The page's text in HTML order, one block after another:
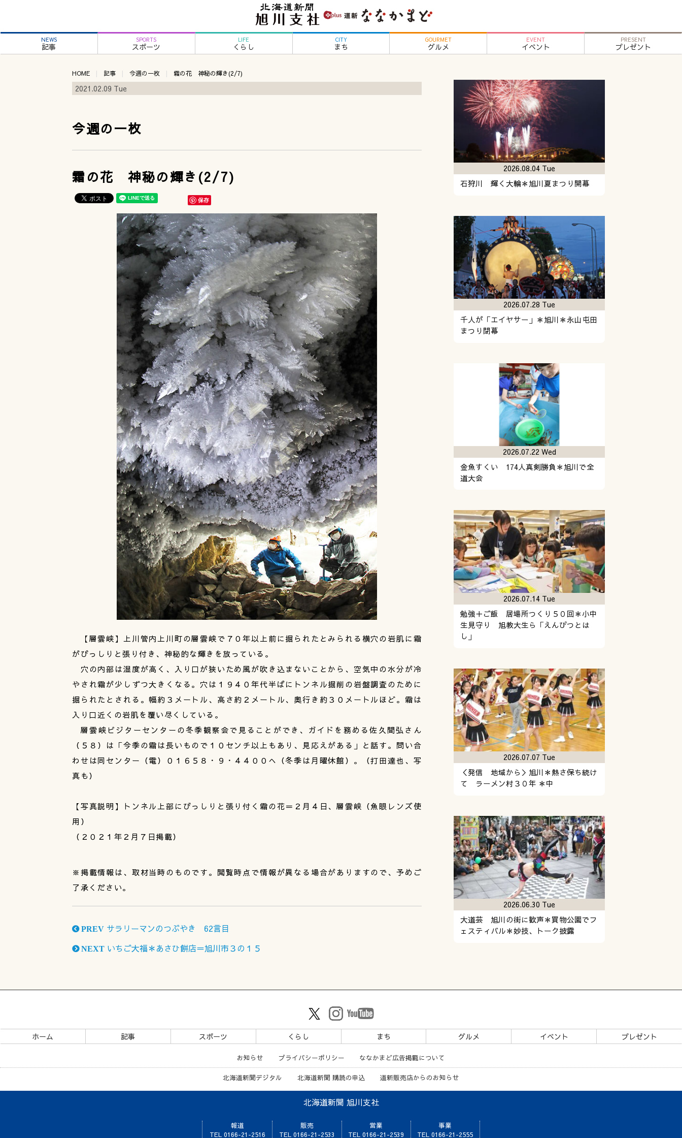
NEWS
記事
SPORTS
スポーツ
LIFE
くらし
CITY
まち
GOURMET
グルメ
EVENT
イベント
PRESENT
プレゼント
HOME 記事 今週の一枚 霜の花 神秘の輝き(2/7)
2021.02.09 Tue
今週の一枚
霜の花 神秘の輝き(2/7)
保存
【層雲峡】上川管内上川町の層雲峡で７０年以上前に掘られたとみられる横穴の岩肌に霜
がびっしりと張り付き、神秘的な輝きを放っている。
穴の内部は湿度が高く、入り口が狭いため風が吹き込まないことから、空気中の水分が冷
やされ霜が少しずつ大きくなる。穴は１９４０年代半ばにトンネル掘削の岩盤調査のために
掘られたとされる。幅約３メートル、高さ約２メートル、奥行き約３０メートルほど。霜は
入り口近くの岩肌を覆い尽くしている。
層雲峡ビジターセンターの冬季観察会で見ることができ、ガイドを務める佐久間弘さん
（５８）は「今季の霜は長いもので１０センチ以上もあり、見応えがある」と話す。問い合
わせは同センター（電）０１６５８・９・４４００へ（冬季は月曜休館）。（打田達也、写
真も）
【写真説明】トンネル上部にびっしりと張り付く霜の花＝２月４日、層雲峡（魚眼レンズ使
用）
（２０２１年２月７日掲載）
※掲載情報は、取材当時のものです。閲覧時点で情報が異なる場合がありますので、予めご
了承ください。
PREV サラリーマンのつぶやき 62言目
NEXT いちご大福＊あさひ餅店＝旭川市３の１５
石狩川 輝く大輪＊旭川夏まつり開幕
2026.08.04 Tue
千人が「エイヤサー」＊旭川＊永山屯田
まつり閉幕
2026.07.28 Tue
金魚すくい 174人真剣勝負＊旭川で全
道大会
2026.07.22 Wed
勉強＋ご飯 居場所つくり５０回＊小中
生見守り 旭教大生ら「えんぴつとは
し」
2026.07.14 Tue
＜発信 地域から＞旭川＊熱さ保ち続け
て ラーメン村３０年 ＊中
2026.07.07 Tue
大道芸 旭川の街に歓声＊買物公園でフ
ェスティバル＊妙技、トーク披露
2026.06.30 Tue
ホーム 記事 スポーツ くらし まち グルメ イベント プレゼント
お知らせ プライバシーポリシー ななかまど広告掲載について
北海道新聞デジタル 北海道新聞 購読の申込 道新販売店からのお知らせ
北海道新聞 旭川支社
報道
TEL 0166-21-2516
販売
TEL 0166-21-2533
営業
TEL 0166-21-2539
事業
TEL 0166-21-2555